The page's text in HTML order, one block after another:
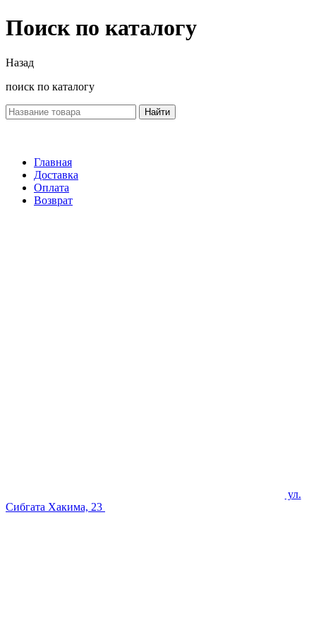
Поиск по каталогу
Назад
поиск по каталогу
Найти
Главная
Доставка
Оплата
Возврат
ул.
Сибгата Хакима, 23